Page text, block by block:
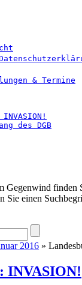
& Termine
des DGB
Gegenwind finden
Sie einen
2016 »
INVASION!